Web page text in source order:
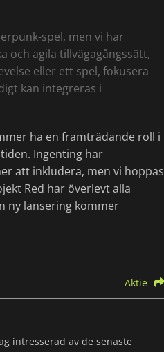
spel, men vi har
och agila tillvägagångssätt,
eller ett spel, fokusera
kan integreras i
ha en framträdande roll i
Ingenting har
att inkludera, men vi hoppas
Red har överlevt alla
ny lansering kommer
Aktie
intresserad av de senaste